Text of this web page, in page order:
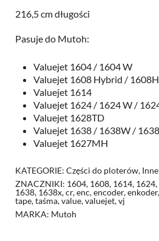
216,5 cm długości
Pasuje do Mutoh:
Valuejet 1604 / 1604 W
Valuejet 1608 Hybrid /
Valuejet 1614
Valuejet 1624 / 1624 W /
Valuejet 1628TD
Valuejet 1638 / 1638W /
Valuejet 1627MH
KATEGORIE: Części do ploterów,
ZNACZNIKI: 1604, 1608, 1614, 1624,
1638, 1638x,cr,enc,encoder,enkoder,
tape,taśma,value,valuejet,vj
MARKA: Mutoh